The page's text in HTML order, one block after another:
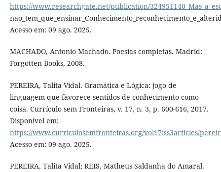
https://www.researchgate.net/publication/
Acesso em: 09 ago. 2025.
MACHADO, Antonio Machado. Poesías completas. Madrid:
Forgotten Books, 2008.
PEREIRA, Talita Vidal. Gramática e Lógica: jogo de
linguagem que favorece sentidos de conhecimento como
coisa. Currículo sem Fronteiras, v. 17, n. 3, p. 600-616, 2017.
Disponível em:
https://www.curriculosemfronteiras.org/vol17iss3articles/
Acesso em: 09 ago. 2025.
PEREIRA, Talita Vidal; REIS, Matheus Saldanha do Amaral.